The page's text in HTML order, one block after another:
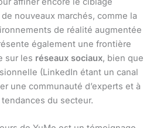
nouveaux marchés, comme la
de réalité augmentée
également une frontière
sur les réseaux sociaux, bien que
(LinkedIn étant un canal
une communauté d’experts et à
du secteur.